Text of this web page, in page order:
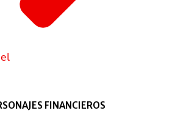
FINANCIEROS